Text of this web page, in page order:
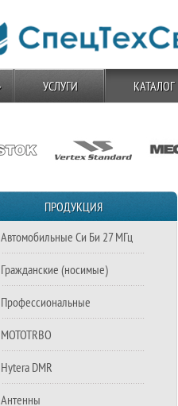
УСЛУГИ КАТАЛОГ
ПРОДУКЦИЯ
Автомобильные Си Би 27 МГц
Гражданские (носимые)
Профессиональные
MOTOTRBO
Hytera DMR
Антенны